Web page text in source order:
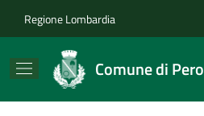
Regione Lombardia
Comune di Pero